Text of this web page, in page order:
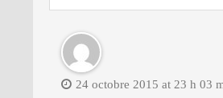
24 octobre 2015 at 23 h 03